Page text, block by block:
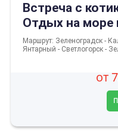
Встреча с котиками
Отдых на море
ночей/12 дней)
Маршрут: Зеленоградск -
Янтарный - Светлогорск -
от